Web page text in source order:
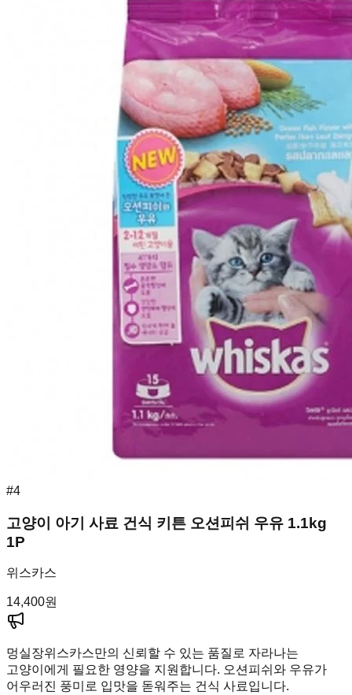
#4
고양이 아기 사료 건식 키튼 오션피쉬 우유 1.1kg
1P
위스카스
14,400원
멍실장위스카스만의 신뢰할 수 있는 품질로 자라나는
고양이에게 필요한 영양을 지원합니다. 오션피쉬와 우유가
어우러진 풍미로 입맛을 돋워주는 건식 사료입니다.